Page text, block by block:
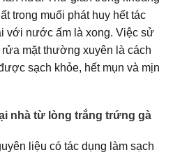
trong muối phát huy hết tác
với nước ấm là xong. Việc sử
mặt thường xuyên là cách
sạch khỏe, hết mụn và mịn
nhà từ lòng trắng trứng gà
liệu có tác dụng làm sạch